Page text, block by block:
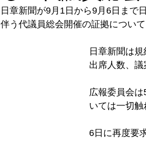
日章新聞が9月1日から9月6日まで
伴う代議員総会開催の証拠につい
日章新聞は
出席人数、議
広報委員会
いては一切触
6日に再度要